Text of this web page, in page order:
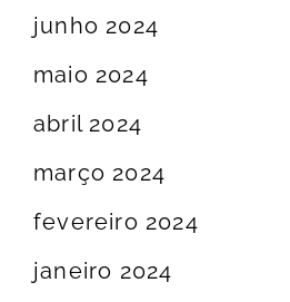
junho 2024
maio 2024
abril 2024
março 2024
fevereiro 2024
janeiro 2024